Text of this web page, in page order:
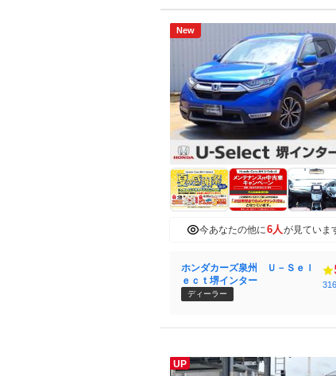
New
今あなたの他に6人 が見ていま
ホンダカーズ泉州 Ｕ－Ｓｅｌ
ｅｃｔ堺インター
ディーラー
UP